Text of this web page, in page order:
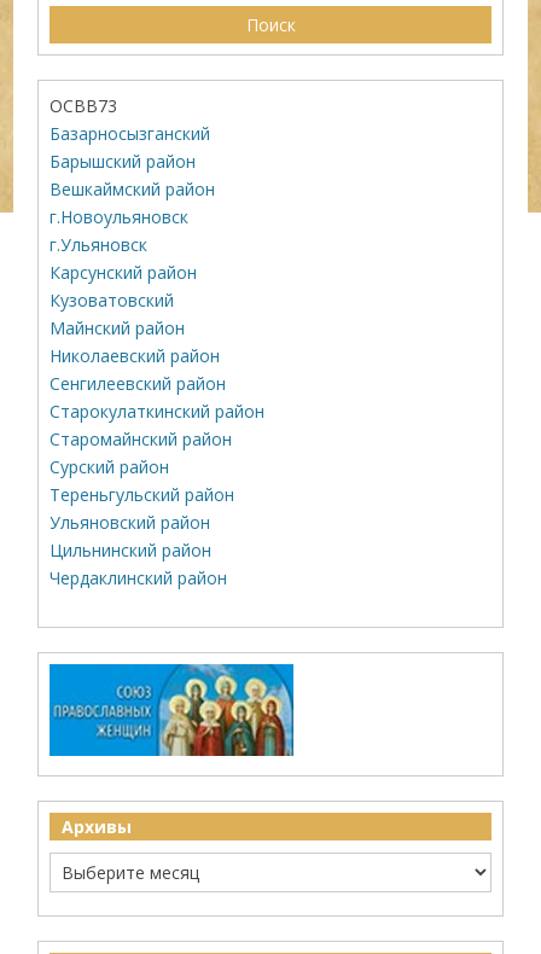
ОСВВ73
Базарносызганский
Барышский район
Вешкаймский район
г.Новоульяновск
г.Ульяновск
Карсунский район
Кузоватовский
Майнский район
Николаевский район
Сенгилеевский район
Старокулаткинский район
Старомайнский район
Сурский район
Тереньгульский район
Ульяновский район
Цильнинский район
Чердаклинский район
Архивы